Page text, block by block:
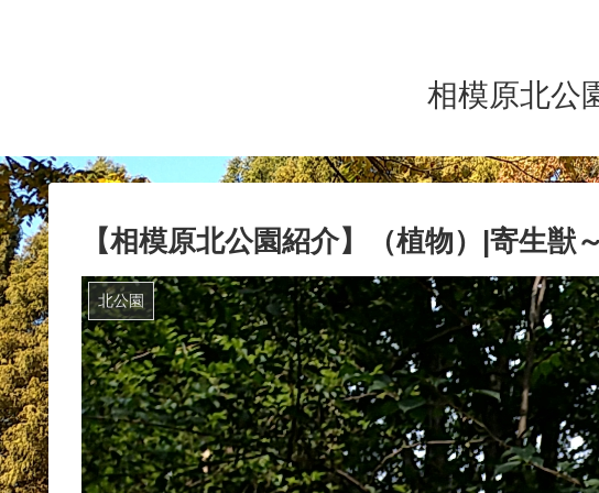
相模原北公
【相模原北公園紹介】（植物）|寄生獣
北公園